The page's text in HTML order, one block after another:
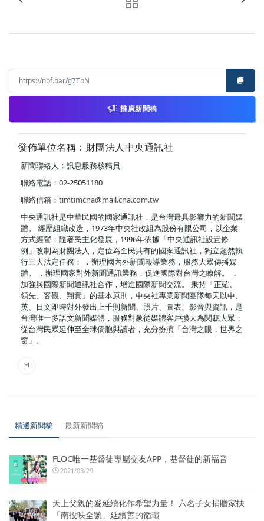
推廣新聞稿
發佈單位名稱：財團法人中央通訊社
新聞聯絡人：訊息服務核稿員
聯絡電話：02-25051180
聯絡信箱： timtimcna@mail.cna.com.tw
中央通訊社是中華民國的國家通訊社，是台灣最具影響力的新聞媒
體。 經歷組織改造，1973年中央社改組為股份有限公司，以企業
方式經營；隨著民主化發展，1996年依據「中央通訊社設置條
例」改制為財團法人，定位為全民共有的國家通訊社，獨立超然執
行三大法定任務： ．辦理國內外新聞報導業務，服務大眾傳播媒
體。 ．辦理國家對外新聞通訊業務，促進國際對台灣之瞭解。 ．
加強與國際新聞通訊社合作，增進國際新聞交流。 秉持「正確、
領先、客觀、翔實」的基本原則，中央社專業新聞團隊每天以中、
英、日文即時對外發出上千則新聞、照片、圖表、影音與資訊，是
台灣唯一多語文新聞媒體，服務對象從媒體客戶擴大為閱聽大眾；
從台灣民眾延伸至全球僑胞與讀者，充分扮演「台灣之眼，世界之
窗」。
精選新聞稿 最新新聞稿
FLOC唯一基督徒專屬交友APP，基督徒的新福音
2021/03/29
天上父親的愛延續化作希望力量！ 六名子女捐贈家扶
「南投映全號」延續善的循環